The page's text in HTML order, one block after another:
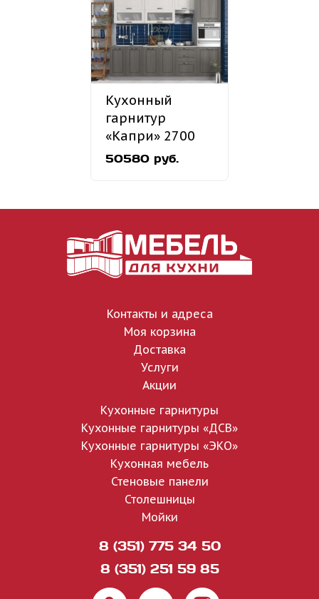
Кухонный
гарнитур
«Капри» 2700
мм
50580 руб.
Контакты и адреса
Моя корзина
Доставка
Услуги
Акции
Кухонные гарнитуры
Кухонные гарнитуры «ДСВ»
Кухонные гарнитуры «ЭКО»
Кухонная мебель
Стеновые панели
Столешницы
Мойки
8 (351) 775 34 50
8 (351) 251 59 85